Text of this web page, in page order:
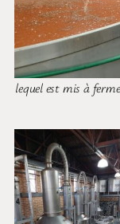
lequel est mis à